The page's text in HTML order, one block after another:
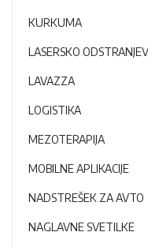
KURKUMA
LASERSKO
LAVAZZA
LOGISTIKA
MEZOTERAPIJA
MOBILNE APLIKACIJE
NADSTREŠEK ZA AVTO
NAGLAVNE SVETILKE